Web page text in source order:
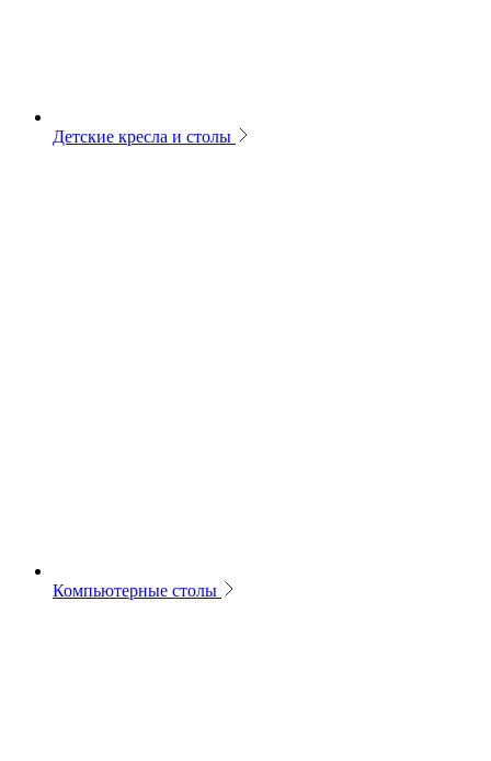
Детские кресла и столы
Компьютерные столы